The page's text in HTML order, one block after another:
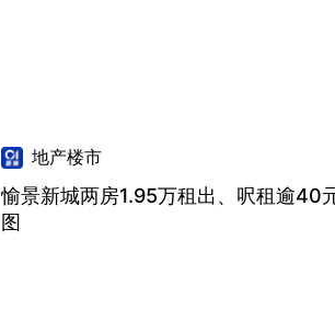
地产楼市
愉景新城两房1.95万租出、呎租逾
图